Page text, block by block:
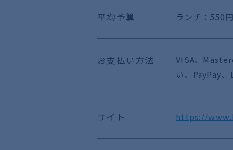
平均予算 ランチ：550
お支払い方法
VISA、
い、PayPay
サイト https://